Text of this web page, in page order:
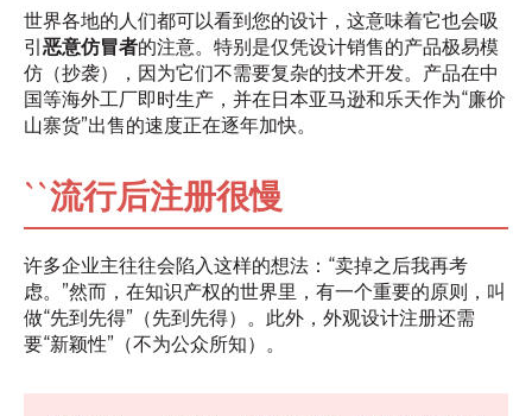
世界各地的人们都可以看到您的设计，这意味着它也会吸
引恶意仿冒者的注意。特别是仅凭设计销售的产品极易模
仿（抄袭），因为它们不需要复杂的技术开发。产品在中
国等海外工厂即时生产，并在日本亚马逊和乐天作为“廉价
山寨货”出售的速度正在逐年加快。
``流行后注册很慢
许多企业主往往会陷入这样的想法：“卖掉之后我再考
虑。”然而，在知识产权的世界里，有一个重要的原则，叫
做“先到先得”（先到先得）。此外，外观设计注册还需
要“新颖性”（不为公众所知）。